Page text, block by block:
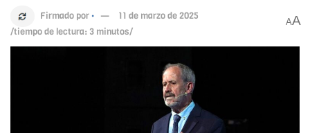
Firmado por ·
11 de marzo de 2025
/tiempo de lectura: 3 minutos/
AA